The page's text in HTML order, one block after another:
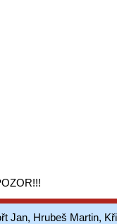
Jan, Hrubeš Martin,